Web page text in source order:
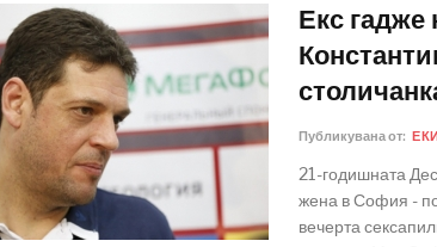
Екс
Публикувана от:
21-годишната
жена в София -
вечерта